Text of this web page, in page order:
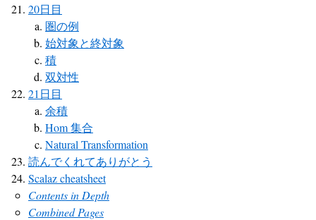
20日目
圏の例
始対象と終対象
積
双対性
21日目
余積
Hom 集合
Natural Transformation
読んでくれてありがとう
Scalaz cheatsheet
Contents in Depth
Combined Pages